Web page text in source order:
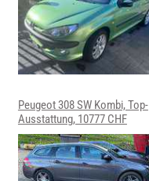
Peugeot 308 SW Kombi, Top-
Ausstattung, 10777 CHF